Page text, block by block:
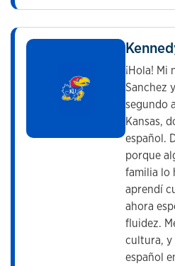
¡Hola! Mi
Sanchez
segundo
Kansas,
español.
porque
familia lo
aprendí
ahora
fluidez.
cultura, y
español